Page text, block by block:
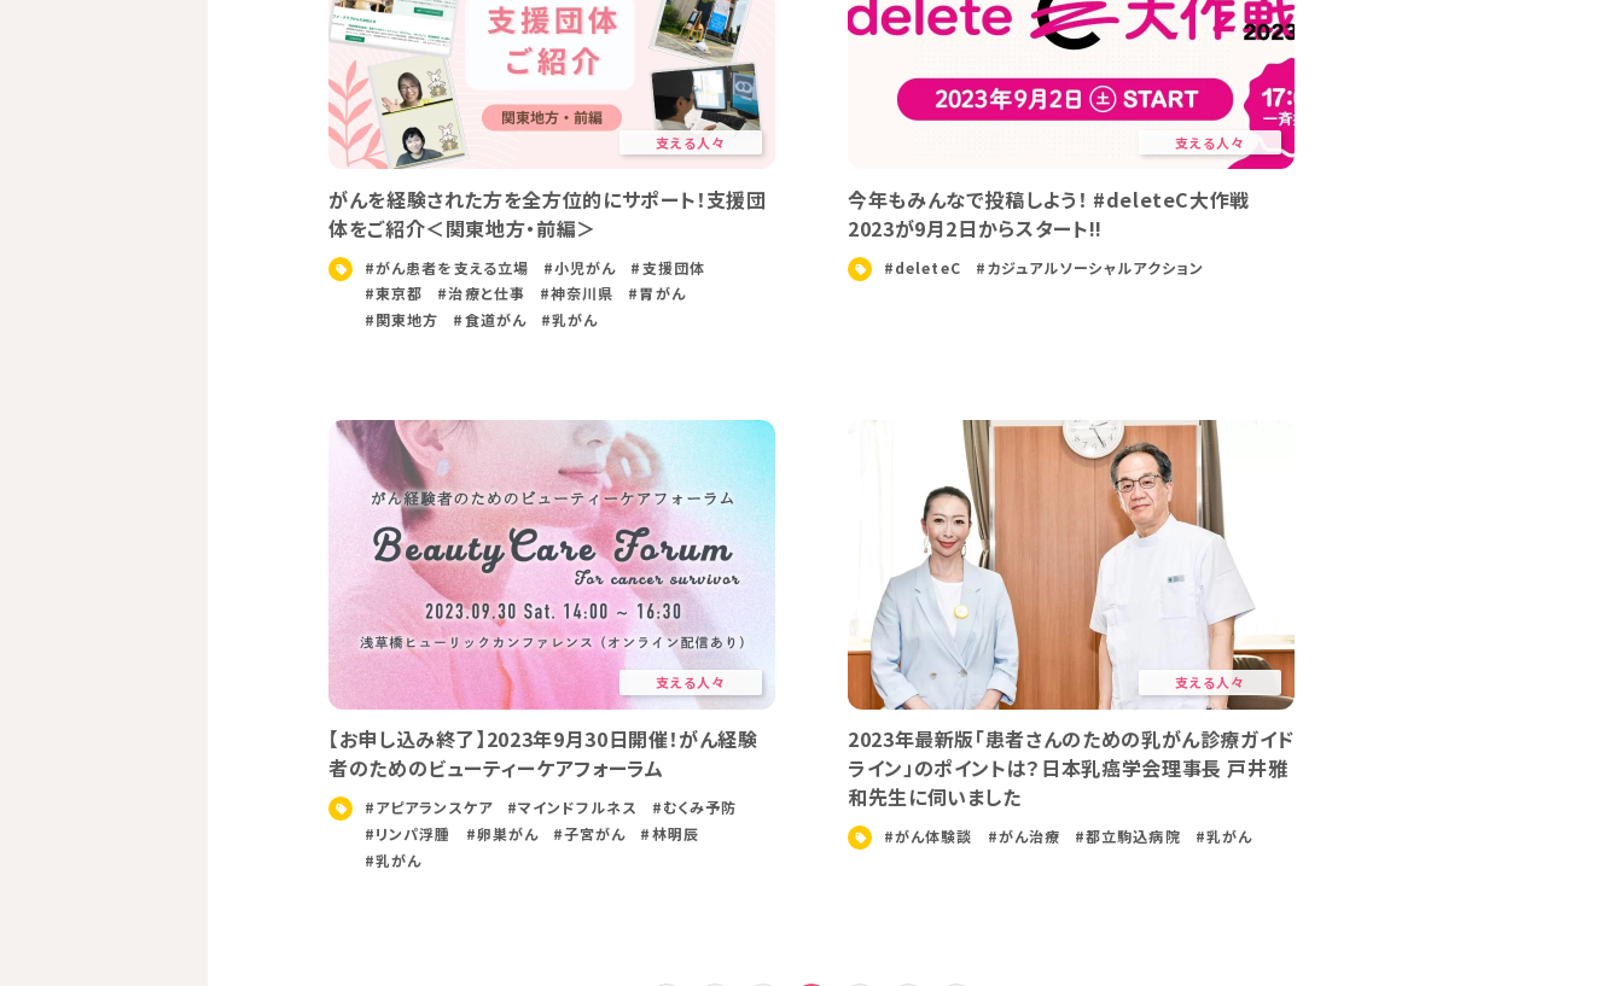
支える人々
がんを経験された方を全方位的にサポート！支援団
体をご紹介＜関東地方・前編＞
#がん患者を支える立場 #小児がん
#支援団体
#東京都
#治療と仕事 #神奈川県
#胃がん
#関東地方
#食道がん #乳がん
支える人々
今年もみんなで投稿しよう！ #deleteC大作戦
2023が9月2日からスタート!!
#deleteC #カジュアルソーシャルアクション
支える人々
【お申し込み終了】2023年9月30日開催！がん経験
者のためのビューティーケアフォーラム
#アピアランスケア #マインドフルネス
#むくみ予防
#リンパ浮腫
#卵巣がん #子宮がん
#林明辰
#乳がん
支える人々
2023年最新版「患者さんのための乳がん診療ガイド
ライン」のポイントは？日本乳癌学会理事長 戸井雅
和先生に伺いました
#がん体験談 #がん治療 #都立駒込病院 #乳がん